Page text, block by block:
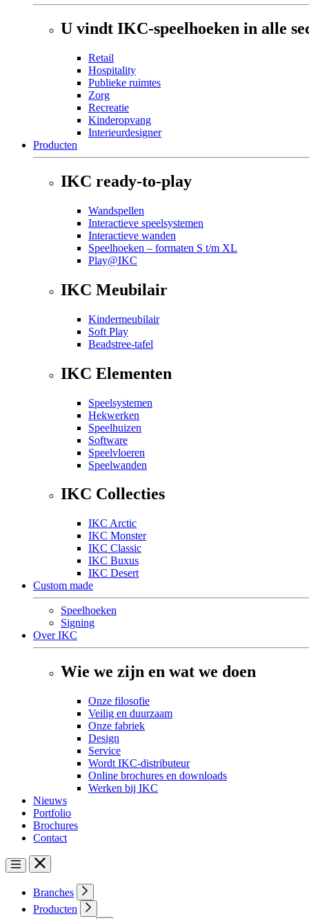
U vindt IKC-speelhoeken in alle
Retail
Hospitality
Publieke ruimtes
Zorg
Recreatie
Kinderopvang
Interieurdesigner
Producten
IKC ready-to-play
Wandspellen
Interactieve speelsystemen
Interactieve wanden
Speelhoeken – formaten S t/m XL
Play@IKC
IKC Meubilair
Kindermeubilair
Soft Play
Beadstree-tafel
IKC Elementen
Speelsystemen
Hekwerken
Speelhuizen
Software
Speelvloeren
Speelwanden
IKC Collecties
IKC Arctic
IKC Monster
IKC Classic
IKC Buxus
IKC Desert
Custom made
Speelhoeken
Signing
Over IKC
Wie we zijn en wat we doen
Onze filosofie
Veilig en duurzaam
Onze fabriek
Design
Service
Wordt IKC-distributeur
Online brochures en downloads
Werken bij IKC
Nieuws
Portfolio
Brochures
Contact
Branches
Producten